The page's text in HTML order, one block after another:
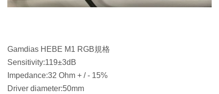
Gamdias HEBE M1 RGB規格
Sensitivity:119±3dB
Impedance:32 Ohm + / - 15%
Driver diameter:50mm